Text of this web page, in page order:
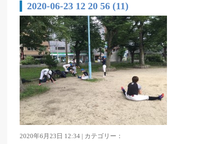
2020-06-23 12 20 56 (11)
2020年6月23日 12:34 | カテゴリー：